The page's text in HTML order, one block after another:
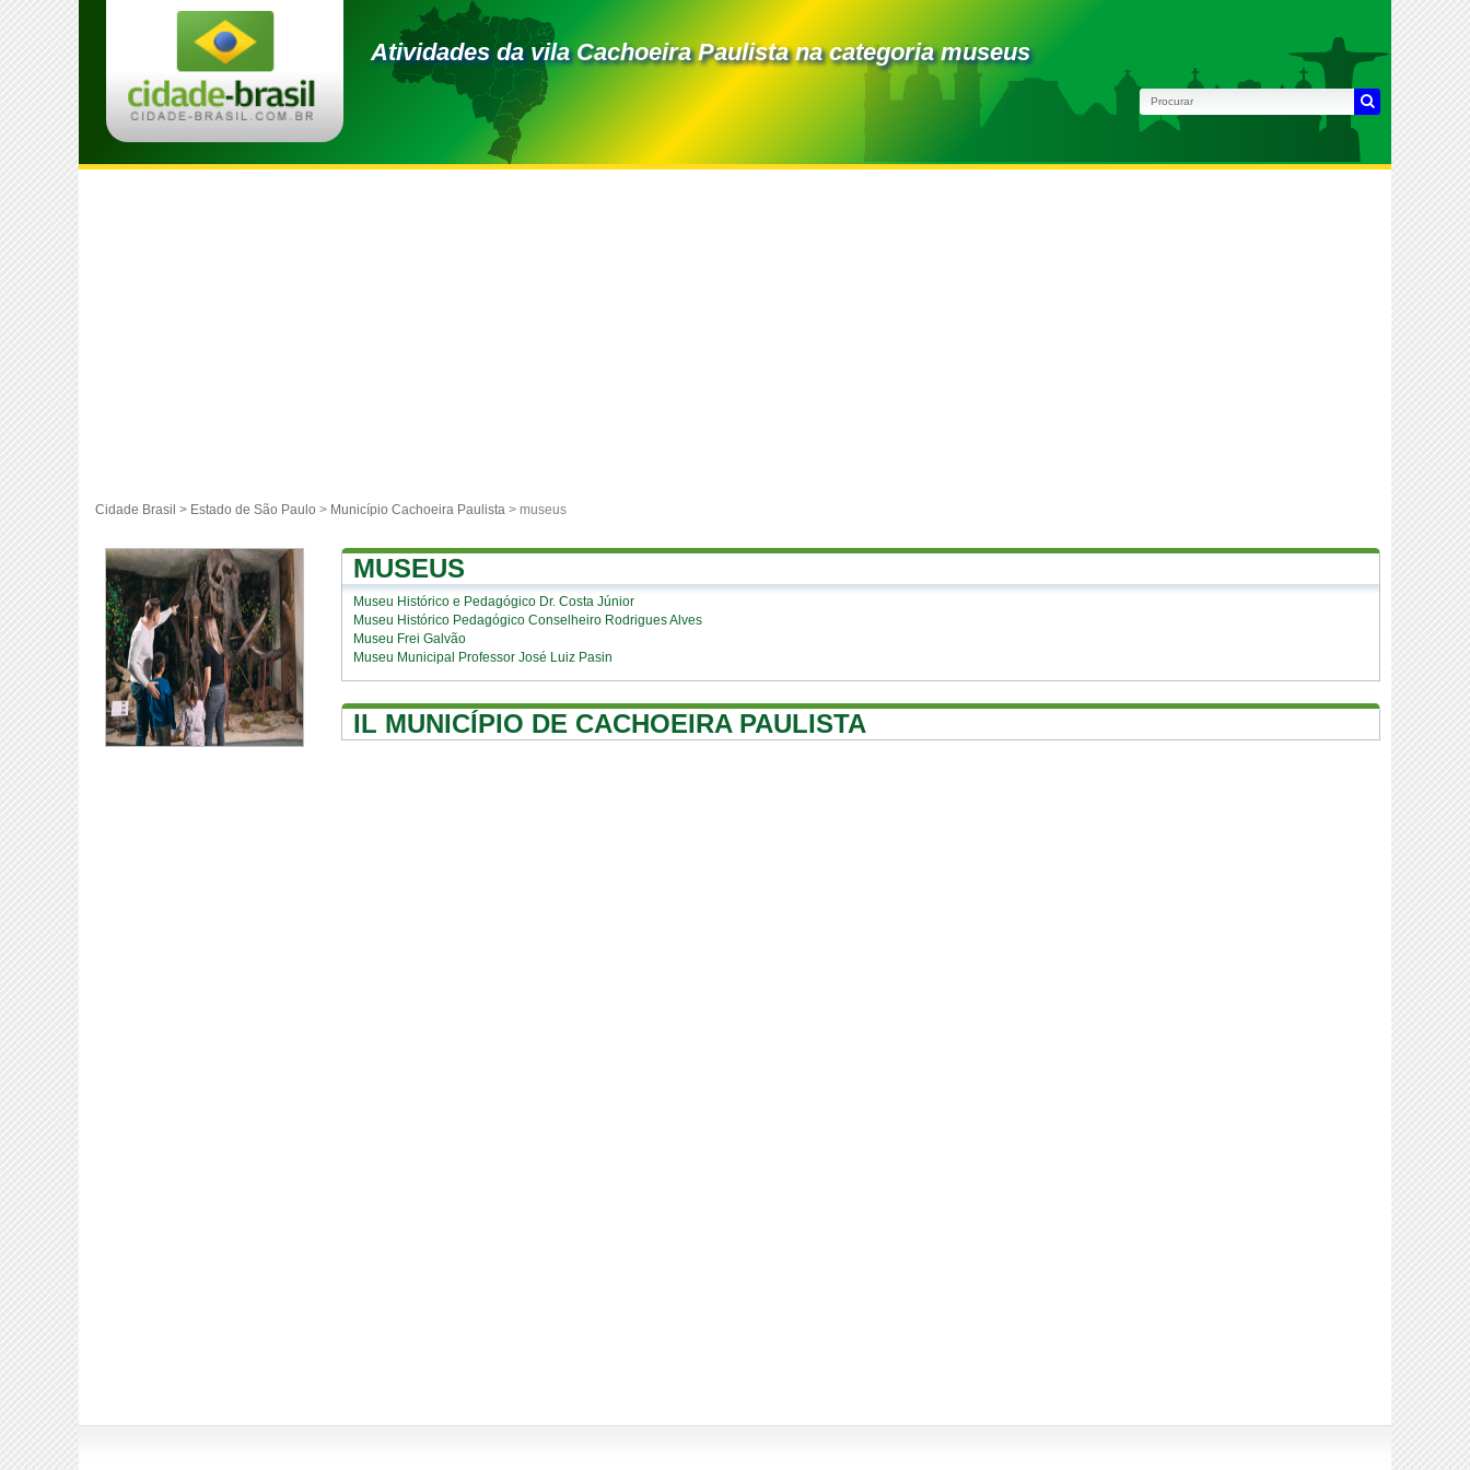
Atividades da vila Cachoeira Paulista na categoria museus
Cidade Brasil > Estado de São Paulo > Município Cachoeira Paulista > museus
MUSEUS
Museu Histórico e Pedagógico Dr. Costa Júnior
Museu Histórico Pedagógico Conselheiro Rodrigues Alves
Museu Frei Galvão
Museu Municipal Professor José Luiz Pasin
IL MUNICÍPIO DE CACHOEIRA PAULISTA